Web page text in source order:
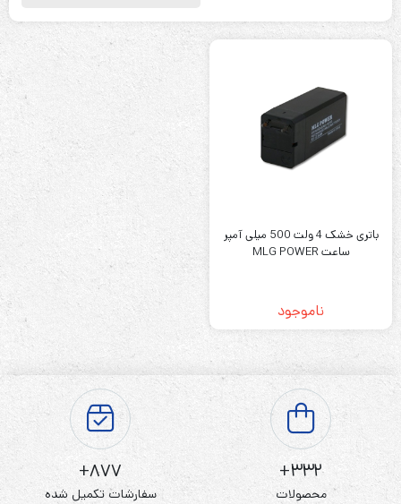
باتری خشک 4 ولت 500 میلی آمپر
ساعت MLG POWER
ناموجود
332+
محصولات
877+
سفارشات تکمیل شده